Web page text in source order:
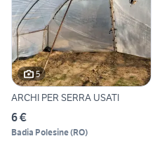
5
ARCHI PER SERRA USATI
6 €
Badia Polesine(RO)